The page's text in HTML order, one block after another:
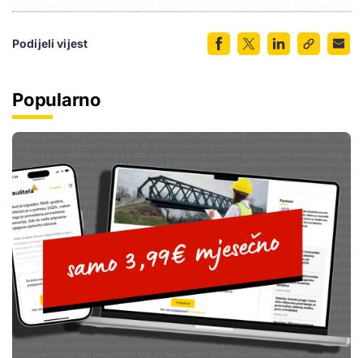
Podijeli vijest
Popularno